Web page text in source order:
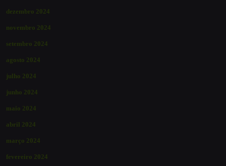
dezembro 2024
novembro 2024
setembro 2024
agosto 2024
julho 2024
junho 2024
maio 2024
abril 2024
março 2024
fevereiro 2024